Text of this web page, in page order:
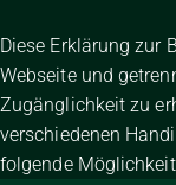
Diese Erklärung zur
Webseite und
Zugänglichkeit zu
verschiedenen
folgende